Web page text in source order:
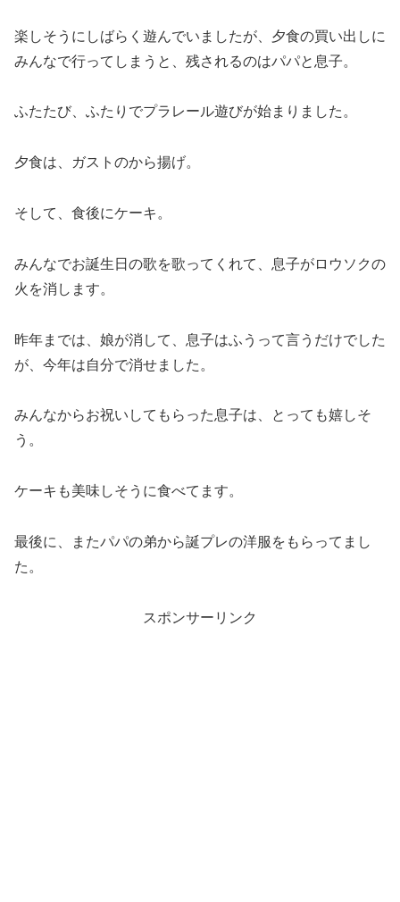
楽しそうにしばらく遊んでいましたが、夕食の買い出しに
みんなで行ってしまうと、残されるのはパパと息子。
ふたたび、ふたりでプラレール遊びが始まりました。
夕食は、ガストのから揚げ。
そして、食後にケーキ。
みんなでお誕生日の歌を歌ってくれて、息子がロウソクの
火を消します。
昨年までは、娘が消して、息子はふうって言うだけでした
が、今年は自分で消せました。
みんなからお祝いしてもらった息子は、とっても嬉しそ
う。
ケーキも美味しそうに食べてます。
最後に、またパパの弟から誕プレの洋服をもらってまし
た。
スポンサーリンク